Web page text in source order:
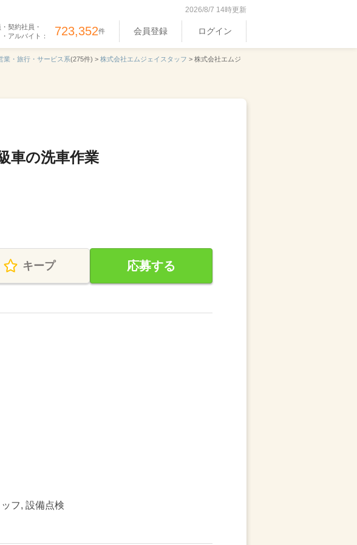
2026/8/7 14時更新
契約社員・
・アルバイト： 723,352件 会員登録 ログイン
業・旅行・サービス系(275件) > 株式会社エムジェイスタッフ > 株式会社エムジ
車の洗車作業
キープ 応募する
フ, 設備点検